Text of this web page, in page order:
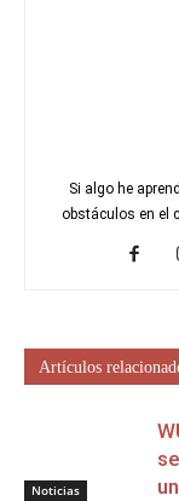
Si algo he
obstáculos en el
Artículos
Noticias